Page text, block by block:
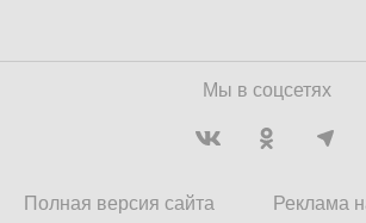
Мы в соцсетях
Полная версия сайта
Реклама